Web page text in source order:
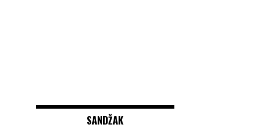
SANDŽAK